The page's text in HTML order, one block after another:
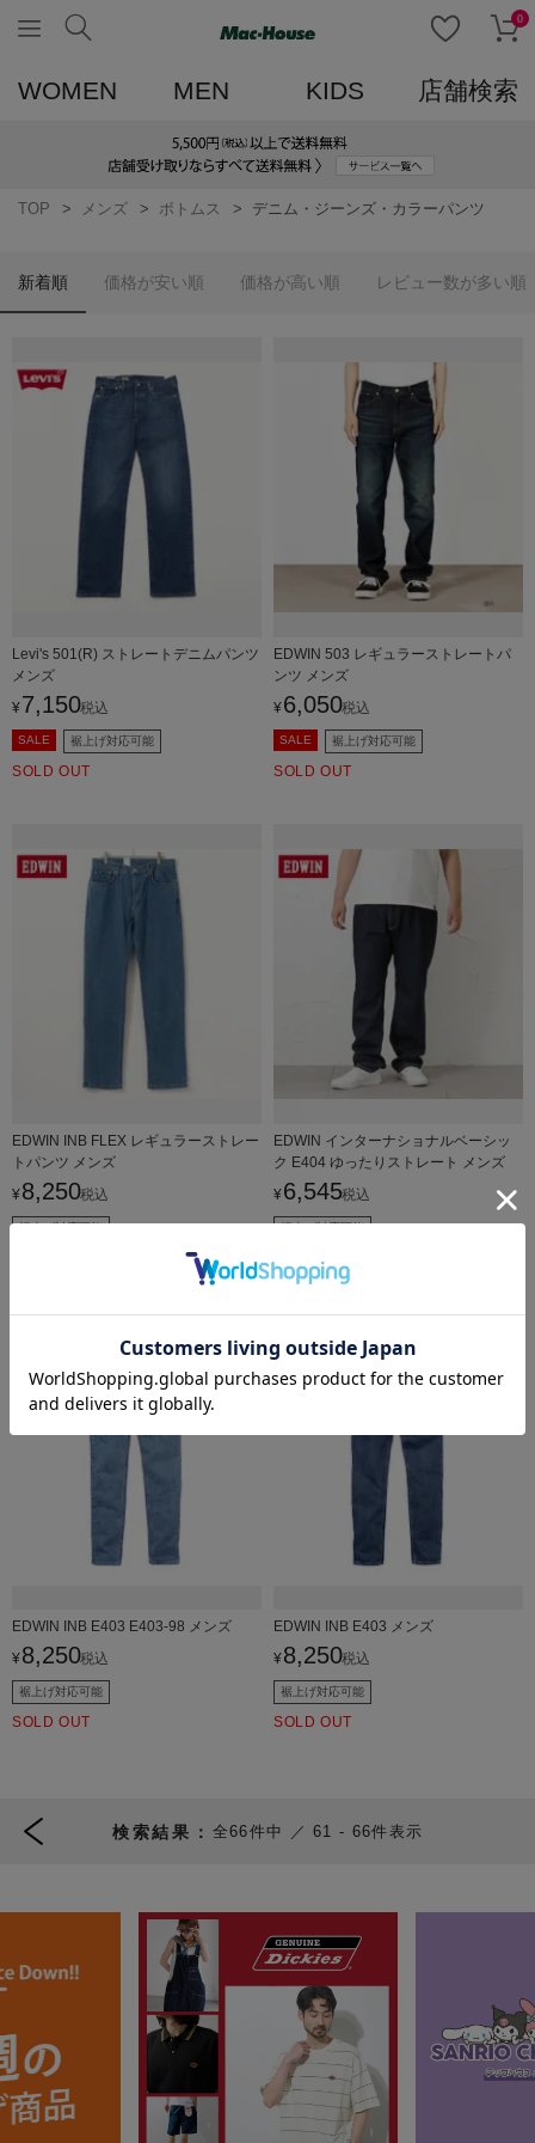
0
WOMEN MEN KIDS 店舗検索
TOP メンズ ボトムス デニム・ジーンズ・カラーパンツ
新着順 価格が安い順 価格が高い順 レビュー数が多い順
Levi's 501(R) ストレートデニムパンツ
メンズ
¥ 7,150税込
SALE 裾上げ対応可能
SOLD OUT
EDWIN 503 レギュラーストレートパ
ンツ メンズ
¥ 6,050税込
SALE 裾上げ対応可能
SOLD OUT
EDWIN INB FLEX レギュラーストレー
トパンツ メンズ
¥ 8,250税込
裾上げ対応可能
EDWIN インターナショナルベーシッ
ク E404 ゆったりストレート メンズ
¥ 6,545税込
裾上げ対応可能
EDWIN INB E403 E403-98 メンズ
¥ 8,250税込
裾上げ対応可能
SOLD OUT
EDWIN INB E403 メンズ
¥ 8,250税込
裾上げ対応可能
SOLD OUT
66件中 61 - 66件表示